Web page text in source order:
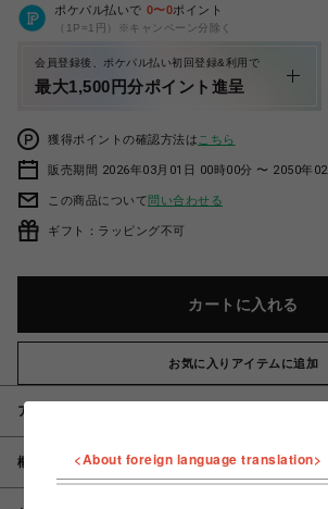
ポケパル払いで 0〜0ポイント
（1P=1円）※キャンペーン分除く
会員登録後、ポケパル払い初回登録&利用で
最大1,500円分ポイント進呈
獲得ポイントの確認方法は こちら
販売期間 2026年03月01日 00時00分 〜 2050年
この商品について問い合わせる
ギフト：ラッピング不可
カートに入れる
お気に入りアイテムに追加
アイテム説明 / 素材
概要 <About foreign language translation>